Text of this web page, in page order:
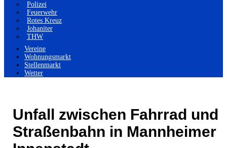
Polizei
Feuerwehr
Rotes Kreuz
Johaniter
THW
Vereine
Wohnungsmarkt
Stellenmarkt
Wetter
Unfall zwischen Fahrrad und
Straßenbahn in Mannheimer